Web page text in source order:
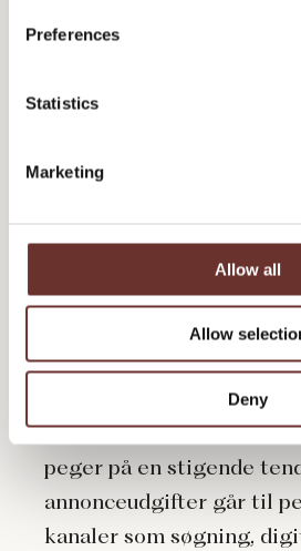
Preferences
Statistics
Marketing
Allow all
Allow
Deny
oplevelse i USA.
Årsagerne til
Hvorfor er det så egentlig,
og flere reklamer, som ikke
Forfatterne identificerer
til en stigning i kedelige
kalder "de fire ryttere i
For meget fokus på
peger på en stigende
annonceudgifter går til
kanaler som søgning,